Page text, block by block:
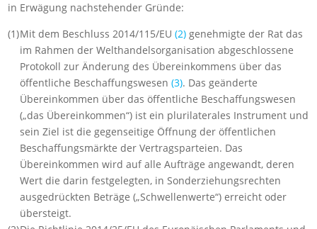
in Erwägung nachstehender Gründe:
(1)Mit dem Beschluss 2014/115/EU(2) genehmigte der Rat das
im Rahmen der Welthandelsorganisation abgeschlossene
Protokoll zur Änderung des Übereinkommens über das
öffentliche Beschaffungswesen(3). Das geänderte
Übereinkommen über das öffentliche Beschaffungswesen
(„das Übereinkommen“) ist ein plurilaterales Instrument und
sein Ziel ist die gegenseitige Öffnung der öffentlichen
Beschaffungsmärkte der Vertragsparteien. Das
Übereinkommen wird auf alle Aufträge angewandt, deren
Wert die darin festgelegten, in Sonderziehungsrechten
ausgedrückten Beträge („Schwellenwerte“) erreicht oder
übersteigt.